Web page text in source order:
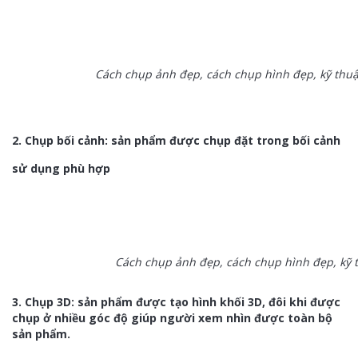
Cách chụp ảnh đẹp, cách chụp hình đẹp, kỹ
2. Chụp bối cảnh: sản phẩm được chụp đặt trong bối cảnh
sử dụng phù hợp
Cách chụp ảnh đẹp, cách chụp hình đẹp, kỹ
3. Chụp 3D: sản phẩm được tạo hình khối 3D, đôi khi được
chụp ở nhiều góc độ giúp người xem nhìn được toàn bộ
sản phẩm.